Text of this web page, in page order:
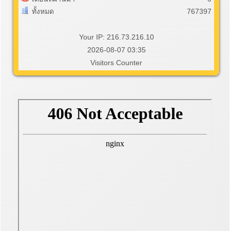
ทั้งหมด
767397
Your IP: 216.73.216.10
2026-08-07 03:35
Visitors Counter